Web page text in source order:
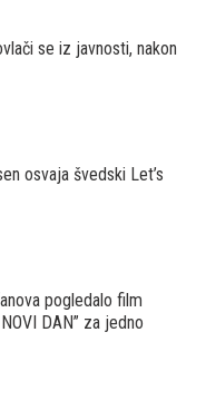
se iz javnosti, nakon
osvaja švedski Let’s
pogledalo film
DAN” za jedno